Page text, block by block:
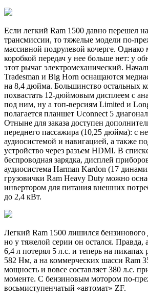
Если легкий Ram 1500 давно перешел
трансмиссии, то тяжелые модели по-
массивной подрулевой кочерге. Однако
коробкой передач у нее больше нет: у
этот рычаг электромеханический.
Tradesman и Big Horn оснащаются
на 8,4 дюйма. Большинство остальных
похвастать 12-дюймовым дисплеем с
под ним, ну а топ-версиям Limited и
полагается планшет Uconnect 5
Отныне для заказа доступен
переднего пассажира (10,25 дюйма): с
аудиосистемой и навигацией, а также
устройство через разъем HDMI. В
беспроводная зарядка, дисплей
аудиосистема Harman Kardon (17
грузовички Ram Heavy Duty можно
инвертором для питания внешних
до 2,4 кВт.
Легкий Ram 1500 лишился бензинового
но у тяжелой серии он остался.
6,4 л потерял 5 л.с. и теперь на пикапах
582 Нм, а на коммерческих шасси Ram
мощность и вовсе составляет 380 л.с.
моменте. С бензиновым мотором по-
восьмиступенчатый «автомат» ZF.